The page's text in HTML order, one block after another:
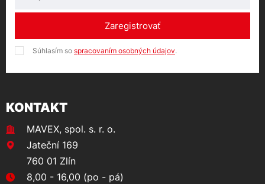
Zaregistrovať
Súhlasím so spracovaním osobných údajov.
KONTAKT
MAVEX, spol. s. r. o.
Jateční 169
760 01 Zlín
8,00 - 16,00 (po - pá)